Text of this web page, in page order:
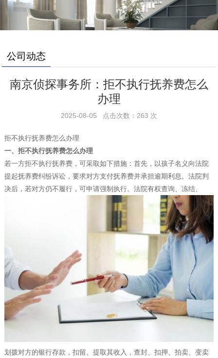
公司动态
南京侦探事务所：拒不执行抚养费怎么
办理
2025-08-05 点击次数：263 次
拒不执行抚养费怎么办理
一、拒不执行抚养费怎么办理
若一方拒不执行抚养费，可采取如下措施：首先，以孩子名义向法院
提起抚养费纠纷诉讼，要求对方支付抚养费并承担逾期利息。法院判
决后，若对方仍不履行，可申请强制执行。法院有权查询、冻结、
划拨对方的银行存款，扣留、提取其收入，查封、扣押、拍卖、变卖